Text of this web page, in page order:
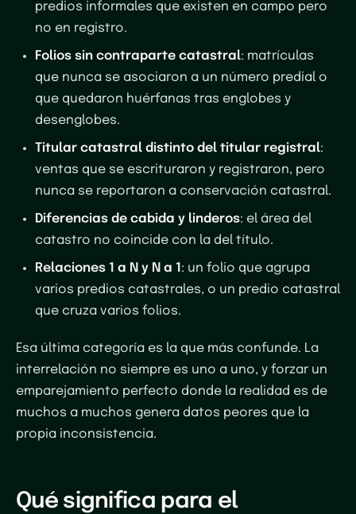
predios informales que existen en campo pero
no en registro.
Folios sin contraparte catastral: matrículas
que nunca se asociaron a un número predial o
que quedaron huérfanas tras englobes y
desenglobes.
Titular catastral distinto del titular registral:
ventas que se escrituraron y registraron, pero
nunca se reportaron a conservación catastral.
Diferencias de cabida y linderos: el área del
catastro no coincide con la del título.
Relaciones 1 a N y N a 1 : un folio que agrupa
varios predios catastrales, o un predio catastral
que cruza varios folios.
Esa última categoría es la que más confunde. La
interrelación no siempre es uno a uno, y forzar un
emparejamiento perfecto donde la realidad es de
muchos a muchos genera datos peores que la
propia inconsistencia.
Qué significa para el